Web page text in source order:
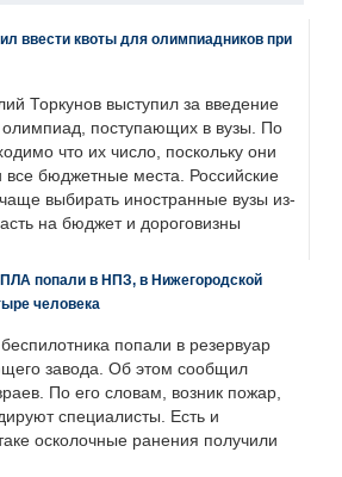
ввести квоты для олимпиадников при
Торкунов выступил за введение
олимпиад, поступающих в вузы. По
что их число, поскольку они
все бюджетные места. Российские
выбирать иностранные вузы из-
на бюджет и дороговизны
попали в НПЗ, в Нижегородской
человека
попали в резервуар
завода. Об этом сообщил
По его словам, возник пожар,
специалисты. Есть и
осколочные ранения получили